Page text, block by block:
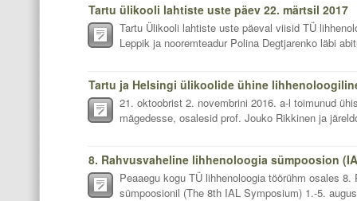
Tartu ülikooli lahtiste uste päev 22. märtsil 2017
Tartu Ülikooli lahtiste uste päeval viisid TÜ
Leppik ja nooremteadur Polina Degtjarenko läbi
21. oktoobrist 2. novembrini 2016. a-l toimunud
mägedesse, osalesid prof. Jouko Rikkinen ja
8. Rahvusvaheline lihhenoloogia sümpoosion
Peaaegu kogu TÜ lihhenoloogia töörühm osales
sümpoosionil (The 8th IAL Symposium) 1.-5.